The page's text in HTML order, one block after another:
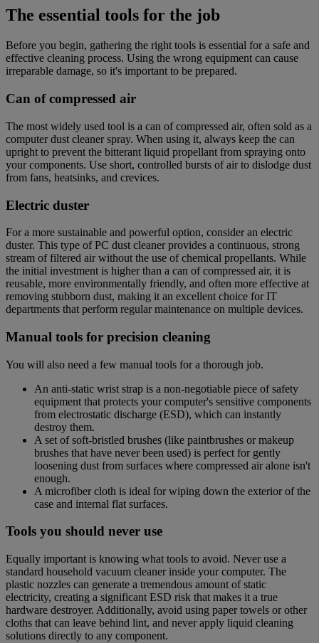
The essential tools for the job
Before you begin, gathering the right tools is essential for a safe and
effective cleaning process. Using the wrong equipment can cause
irreparable damage, so it's important to be prepared.
Can of compressed air
The most widely used tool is a can of compressed air, often sold as a
computer dust cleaner spray. When using it, always keep the can
upright to prevent the bitterant liquid propellant from spraying onto
your components. Use short, controlled bursts of air to dislodge dust
from fans, heatsinks, and crevices.
Electric duster
For a more sustainable and powerful option, consider an electric
duster. This type of PC dust cleaner provides a continuous, strong
stream of filtered air without the use of chemical propellants. While
the initial investment is higher than a can of compressed air, it is
reusable, more environmentally friendly, and often more effective at
removing stubborn dust, making it an excellent choice for IT
departments that perform regular maintenance on multiple devices.
Manual tools for precision cleaning
You will also need a few manual tools for a thorough job.
An anti-static wrist strap is a non-negotiable piece of safety
equipment that protects your computer's sensitive components
from electrostatic discharge (ESD), which can instantly
destroy them.
A set of soft-bristled brushes (like paintbrushes or makeup
brushes that have never been used) is perfect for gently
loosening dust from surfaces where compressed air alone isn't
enough.
A microfiber cloth is ideal for wiping down the exterior of the
case and internal flat surfaces.
Tools you should never use
Equally important is knowing what tools to avoid. Never use a
standard household vacuum cleaner inside your computer. The
plastic nozzles can generate a tremendous amount of static
electricity, creating a significant ESD risk that makes it a true
hardware destroyer. Additionally, avoid using paper towels or other
cloths that can leave behind lint, and never apply liquid cleaning
solutions directly to any component.